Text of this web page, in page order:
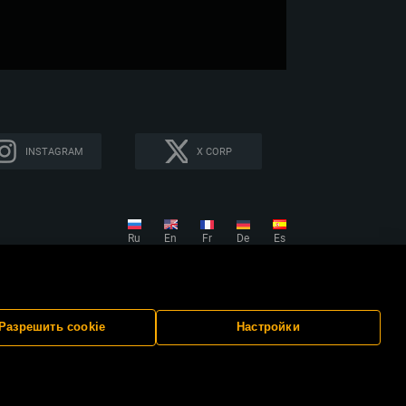
cookie Настройки
INSTAGRAM X CORP
Ru En Fr De Es